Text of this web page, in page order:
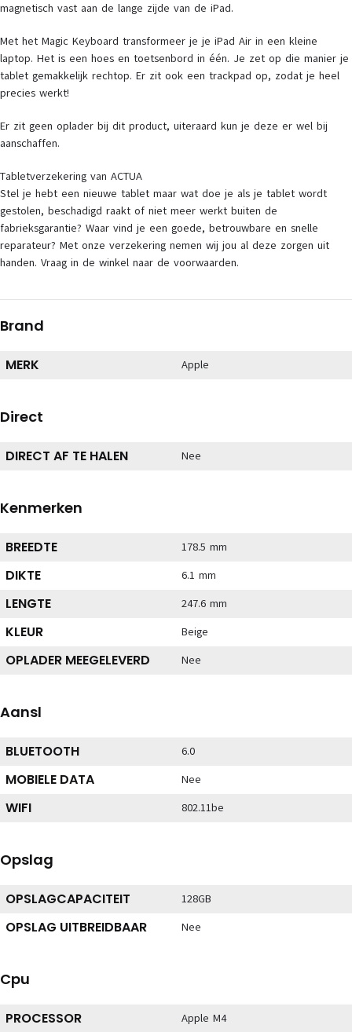
magnetisch vast aan de lange zijde van de iPad.
Met het Magic Keyboard transformeer je je iPad Air in een kleine
laptop. Het is een hoes en toetsenbord in één. Je zet op die manier je
tablet gemakkelijk rechtop. Er zit ook een trackpad op, zodat je heel
precies werkt!
Er zit geen oplader bij dit product, uiteraard kun je deze er wel bij
aanschaffen.
Tabletverzekering van ACTUA
Stel je hebt een nieuwe tablet maar wat doe je als je tablet wordt
gestolen, beschadigd raakt of niet meer werkt buiten de
fabrieksgarantie? Waar vind je een goede, betrouwbare en snelle
reparateur? Met onze verzekering nemen wij jou al deze zorgen uit
handen. Vraag in de winkel naar de voorwaarden.
Brand
MERK Apple
Direct
DIRECT AF TE HALEN Nee
Kenmerken
BREEDTE 178.5 mm
DIKTE 6.1 mm
LENGTE 247.6 mm
KLEUR Beige
OPLADER MEEGELEVERD Nee
Aansl
BLUETOOTH 6.0
MOBIELE DATA Nee
WIFI 802.11be
Opslag
OPSLAGCAPACITEIT 128GB
OPSLAG UITBREIDBAAR Nee
Cpu
PROCESSOR Apple M4